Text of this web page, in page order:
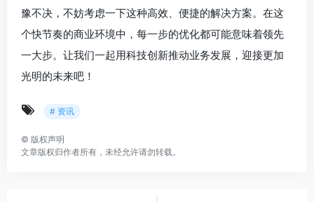
豫不决，不妨考虑一下这种高效、便捷的解决方案。在这
个快节奏的商业环境中，每一步的优化都可能意味着领先
一大步。让我们一起用科技创新推动业务发展，迎接更加
光明的未来吧！
# 资讯
© 版权声明
文章版权归作者所有，未经允许请勿转载。